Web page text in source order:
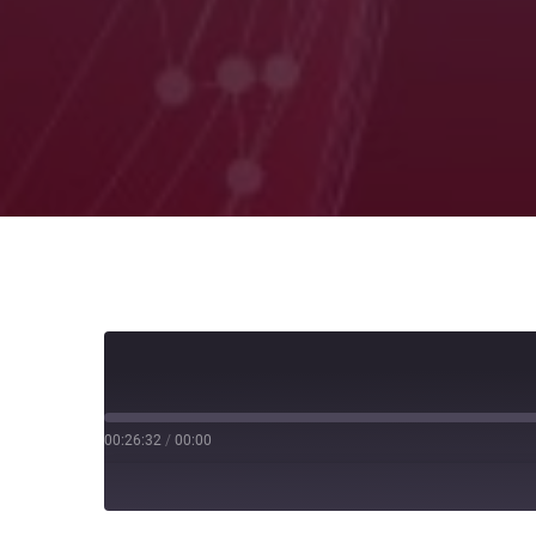
00:00
/
00:26:32